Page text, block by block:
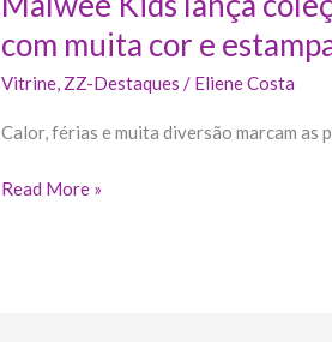
com muita cor e
Vitrine, ZZ-Destaques / Eliene Costa
Calor, férias e muita diversão marcam as
Read More »